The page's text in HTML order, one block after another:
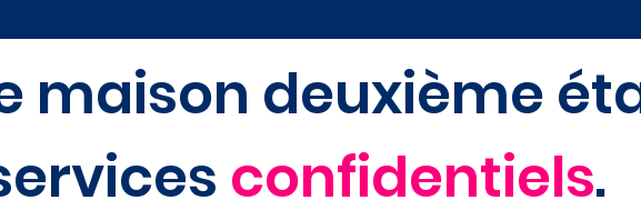
maison deuxième
confidentiels.